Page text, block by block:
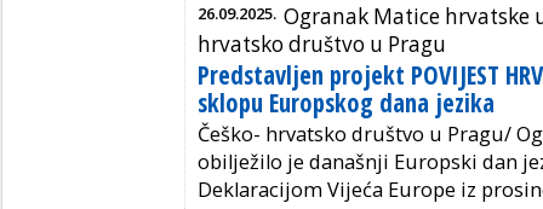
26.09.2025. Ogranak Matice hrvatske
hrvatsko društvo u Pragu
Predstavljen projekt POVIJEST
sklopu Europskog dana jezika
Češko- hrvatsko društvo u Pragu/
obilježilo je današnji Europski dan
Deklaracijom Vijeća Europe iz